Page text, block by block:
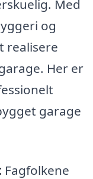
Med
og
realisere
Her er
garage
Fagfolkene